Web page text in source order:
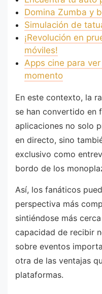
Domina Zumba y
Simulación de
¡Revolución en
móviles!
Apps cine para
momento
En este contexto, la
se han convertido en
aplicaciones no solo
en directo, sino
exclusivo como
bordo de los
Así, los fanáticos
perspectiva más
sintiéndose más
capacidad de recibir
sobre eventos
otra de las ventajas
plataformas.